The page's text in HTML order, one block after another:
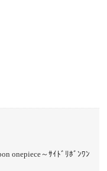
onepiece～ｻｲﾄﾞﾘﾎﾞﾝﾜﾝ